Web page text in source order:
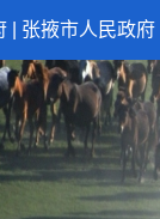
张掖市人民政府